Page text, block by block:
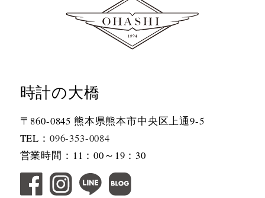
時計の大橋
〒860-0845 熊本県熊本市中央区上通9-5
TEL： 096-353-0084
営業時間：11：00～19：30